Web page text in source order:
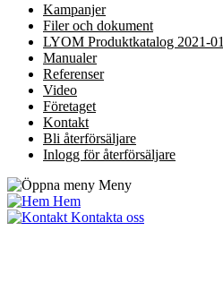
Kampanjer
Filer och dokument
LYOM Produktkatalog 2021-01
Manualer
Referenser
Video
Företaget
Kontakt
Bli återförsäljare
Inlogg för återförsäljare
Meny
Hem
Kontakta oss